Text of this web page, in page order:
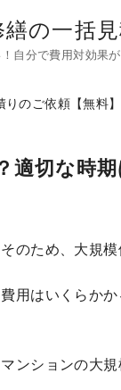
の一括
自分で費用対効果
りのご依頼【無料】
切な時期
のため、大規模
用はいくらか
ンションの大